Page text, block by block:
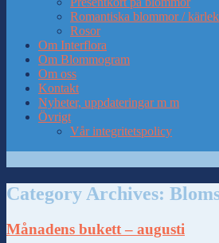
Romantiska blommor / kärlek
Rosor
Om Interflora
Om Blommogram
Om oss
Kontakt
Nyheter, uppdateringar m m
Övrigt
Vår integritetspolicy
Category Archives:
Månadens bukett – augusti